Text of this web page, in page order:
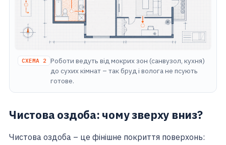
СХЕМА 2 Роботи ведуть від мокрих зон (санвузол, кухня)
до сухих кімнат – так бруд і волога не псують
готове.
Чистова оздоба: чому зверху вниз?
Чистова оздоба – це фінішне покриття поверхонь: